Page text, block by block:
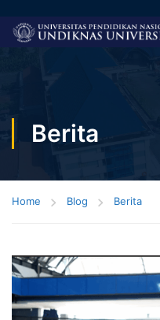
Berita
Home Blog Berita